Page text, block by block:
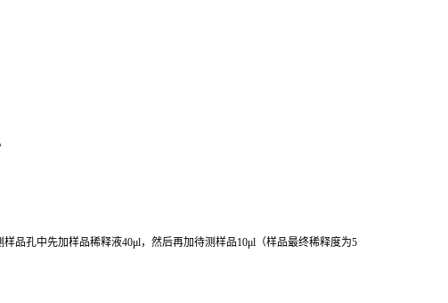
样品孔中先加样品稀释液40μl，然后再加待测样品10μl （样品最终稀释度为5